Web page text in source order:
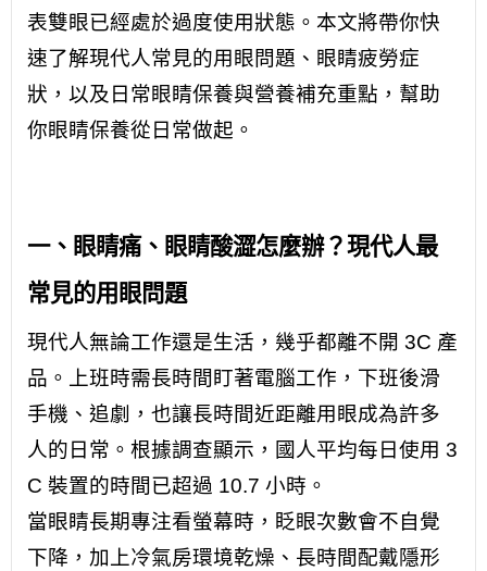
表雙眼已經處於過度使用狀態。本文將帶你快
速了解現代人常見的用眼問題、眼睛疲勞症
狀，以及日常眼睛保養與營養補充重點，幫助
你眼睛保養從日常做起。
一、眼睛痛、眼睛酸澀怎麼辦？現代人最
常見的用眼問題
現代人無論工作還是生活，幾乎都離不開 3C 產
品。上班時需長時間盯著電腦工作，下班後滑
手機、追劇，也讓長時間近距離用眼成為許多
人的日常。根據調查顯示，國人平均每日使用 3
C 裝置的時間已超過 10.7 小時。
當眼睛長期專注看螢幕時，眨眼次數會不自覺
下降，加上冷氣房環境乾燥、長時間配戴隱形